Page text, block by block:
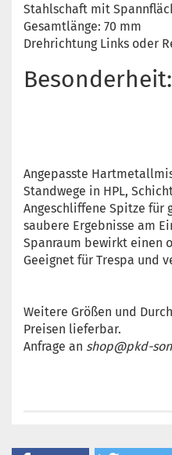
Stahlschaft mit
Gesamtlänge: 70 mm
Drehrichtung Links oder
Besonderheit:
Angepasste
Standwege in HPL,
Angeschliffene Spitze für
saubere Ergebnisse am
Spanraum bewirkt einen
Geeignet für Trespa und
Weitere Größen und
Preisen lieferbar.
Anfrage an shop@pkd-